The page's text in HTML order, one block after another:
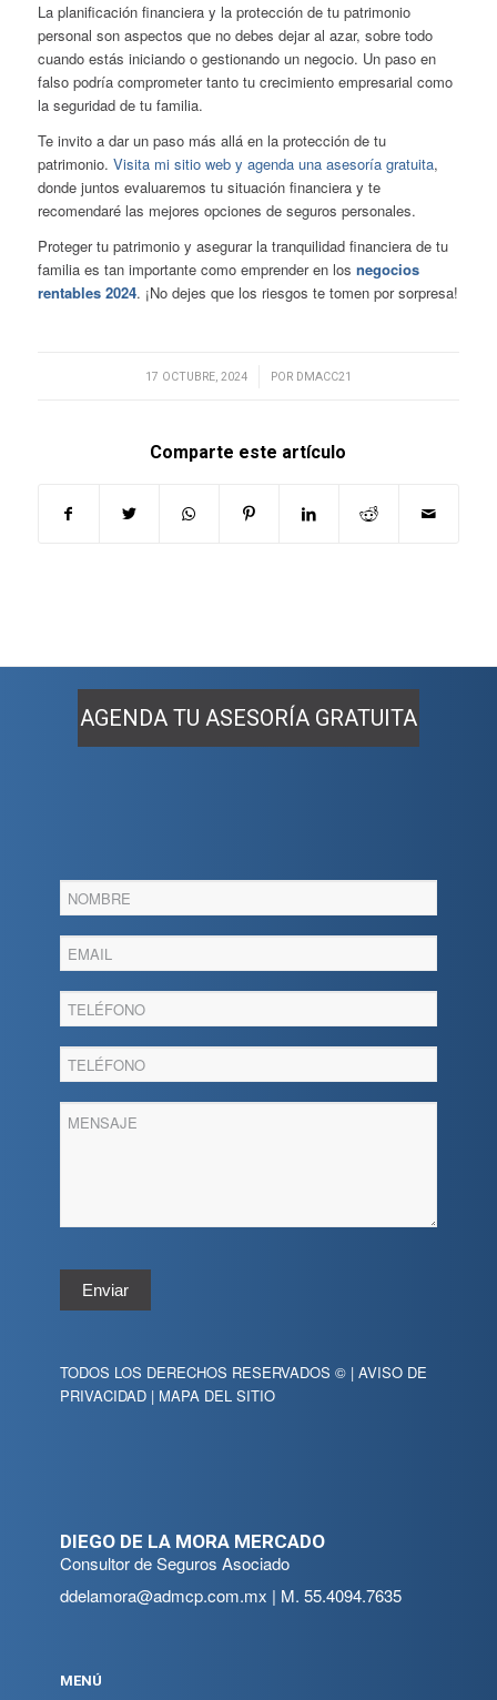
La planificación financiera y la protección de tu patrimonio
personal son aspectos que no debes dejar al azar, sobre todo
cuando estás iniciando o gestionando un negocio. Un paso en
falso podría comprometer tanto tu crecimiento empresarial como
la seguridad de tu familia.
Te invito a dar un paso más allá en la protección de tu
patrimonio. Visita mi sitio web y agenda una asesoría gratuita,
donde juntos evaluaremos tu situación financiera y te
recomendaré las mejores opciones de seguros personales.
Proteger tu patrimonio y asegurar la tranquilidad financiera de tu
familia es tan importante como emprender en los negocios
rentables 2024. ¡No dejes que los riesgos te tomen por sorpresa!
17 OCTUBRE, 2024
/ POR DMACC21
Comparte este artículo
AGENDA TU ASESORÍA GRATUITA
Agenda
tu
asesoria
Enviar
TODOS LOS DERECHOS RESERVADOS © | AVISO DE
PRIVACIDAD| MAPA DEL SITIO
DIEGO DE LA MORA MERCADO
Consultor de Seguros Asociado
ddelamora@admcp.com.mx | M. 55.4094.7635
MENÚ